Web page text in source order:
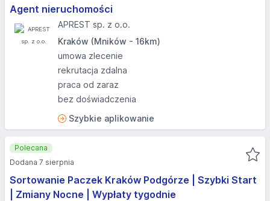
Agent nieruchomości
APREST sp. z o.o.
Kraków (Mników - 16km)
umowa zlecenie
rekrutacja zdalna
praca od zaraz
bez doświadczenia
Szybkie aplikowanie
Sortowanie Paczek Kraków Podgórze | Szybki Start
| Zmiany Nocne | Wypłaty tygodnie
Polecana
Dodana 7 sierpnia